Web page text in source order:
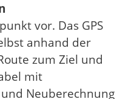
vor. Das GPS
anhand der
zum Ziel und
mit
Neuberechnung